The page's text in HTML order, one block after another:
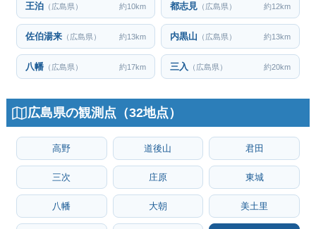
王泊（広島県） 約10km 都志見（広島県） 約12km
佐伯湯来（広島県） 約13km 内黒山 （広島県） 約13km
八幡（広島県） 約17km 三入 （広島県） 約20km
広島県の観測点（32地点）
高野 道後山 君田
三次 庄原 東城
八幡 大朝 美土里